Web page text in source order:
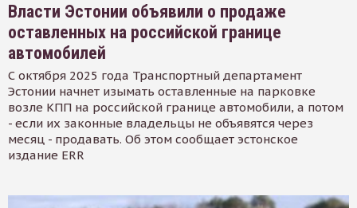
Власти Эстонии объявили о продаже
оставленных на российской границе
автомобилей
С октября 2025 года Транспортный департамент
Эстонии начнет изымать оставленные на парковке
возле КПП на российской границе автомобили, а потом
- если их законные владельцы не объявятся через
месяц - продавать. Об этом сообщает эстонское
издание ERR